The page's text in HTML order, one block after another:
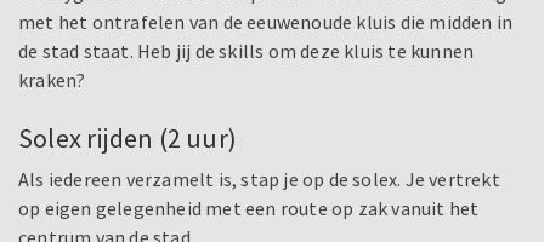
met het ontrafelen van de eeuwenoude kluis die midden in
de stad staat. Heb jij de skills om deze kluis te kunnen
kraken?
Solex rijden (2 uur)
Als iedereen verzamelt is, stap je op de solex. Je vertrekt
op eigen gelegenheid met een route op zak vanuit het